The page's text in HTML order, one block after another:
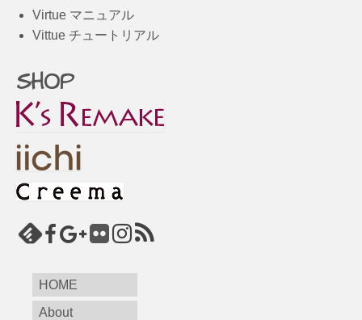
Virtue マニュアル
Vittue チュートリアル
SHOP
HOME
About